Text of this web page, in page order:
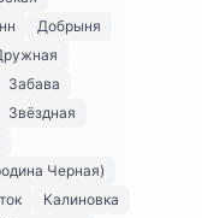
Добрыня
Забава
Звёздная
Черная)
Калиновка